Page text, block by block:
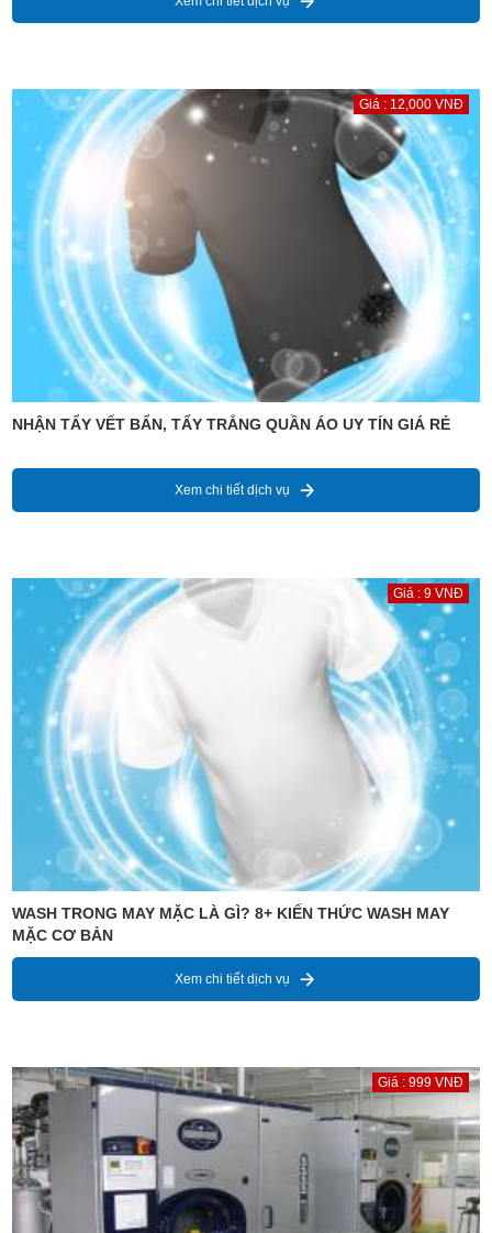
Giá : 12,000 VNĐ
NHẬN TẨY VẾT BẨN, TẨY TRẮNG QUẦN ÁO UY TÍN GIÁ RẺ
Xem chi tiết dịch vụ
Giá : 9 VNĐ
WASH TRONG MAY MẶC LÀ GÌ? 8+ KIẾN THỨC WASH MAY
MẶC CƠ BẢN
Xem chi tiết dịch vụ
Giá : 999 VNĐ